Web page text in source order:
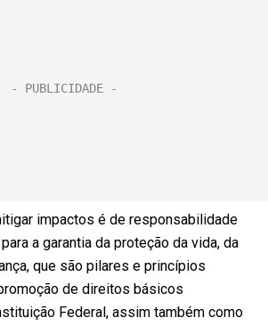
impactos é de responsabilidade
a garantia da proteção da vida, da
que são pilares e princípios
de direitos básicos
Federal, assim também como